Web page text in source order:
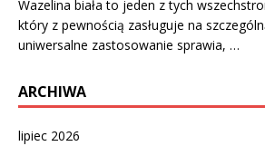
Wazelina biała to jeden z tych
który z pewnością zasługuje na
uniwersalne zastosowanie sprawia, …
ARCHIWA
lipiec 2026